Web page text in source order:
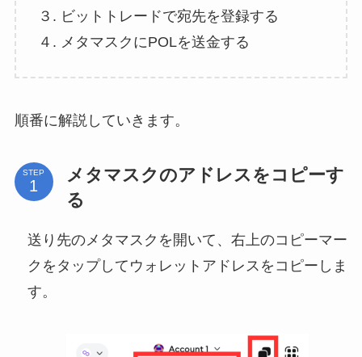
３. ビットトレードで宛先を登録する
４. メタマスクにPOLを送金する
順番に解説していきます。
STEP
メタマスクのアドレスをコピーす
る
送り先のメタマスクを開いて、右上のコピーマー
クをタップしてウォレットアドレスをコピーしま
す。